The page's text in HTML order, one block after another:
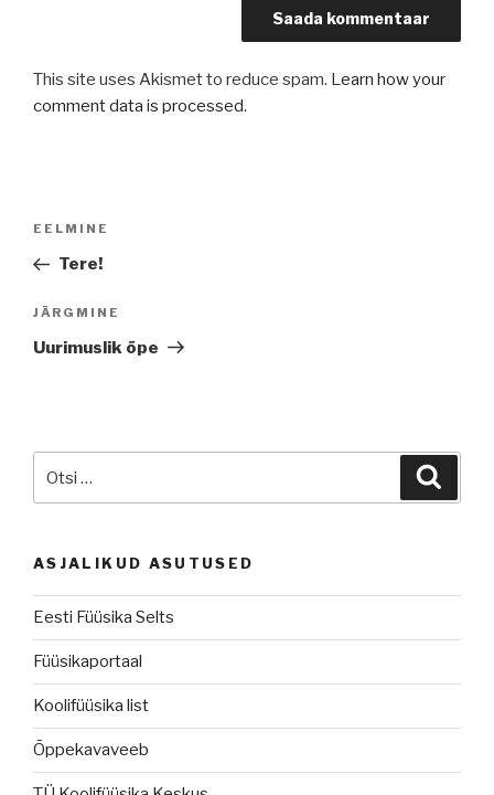
This site uses Akismet to reduce spam. Learn how your
comment data is processed.
Previous
Post
EELMINE
Tere!
Next
Post
JÄRGMINE
Uurimuslik õpe
ASJALIKUD ASUTUSED
Eesti Füüsika Selts
Füüsikaportaal
Koolifüüsika list
Õppekavaveeb